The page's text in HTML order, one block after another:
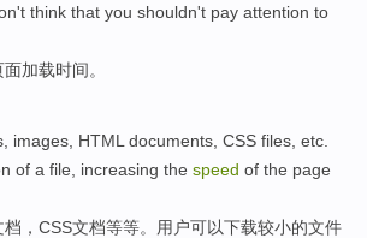
think that you shouldn't pay attention to
面加载时间。
images HTML documents CSS files, etc.
of a file increasing the speed of the page
档 ， CSS文档等等。 用户可以下载较小的文件